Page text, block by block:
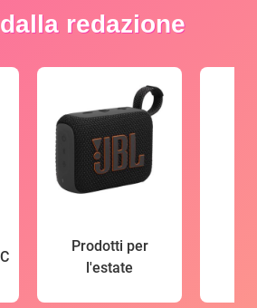
redazione
Prodotti per
l'estate